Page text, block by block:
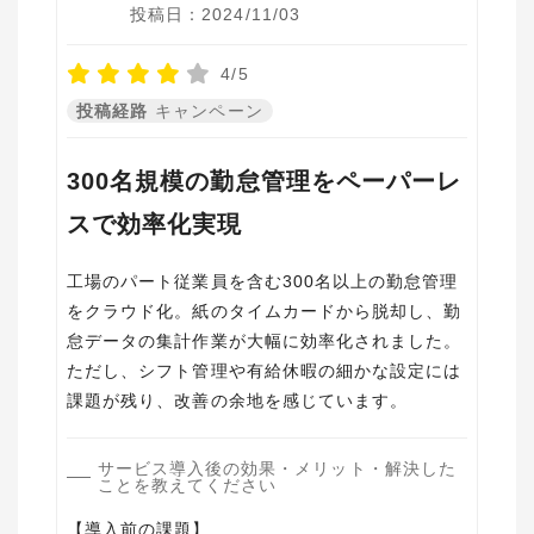
投稿日：2024/11/03
4/5
投稿経路 キャンペーン
300名規模の勤怠管理をペーパーレ
スで効率化実現
工場のパート従業員を含む300名以上の勤怠管理
をクラウド化。紙のタイムカードから脱却し、勤
怠データの集計作業が大幅に効率化されました。
ただし、シフト管理や有給休暇の細かな設定には
課題が残り、改善の余地を感じています。
サービス導入後の効果・メリット・解決した
ことを教えてください
【導入前の課題】